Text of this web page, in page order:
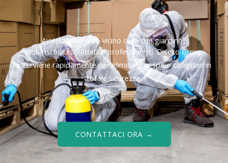
Avvistato un nido vicino casa o in giardino?
Non rischiare: affidati ai professionisti. Diseko Group
interviene rapidamente per eliminare vespe e calabroni in
totale sicurezza.
CONTATTACI ORA →